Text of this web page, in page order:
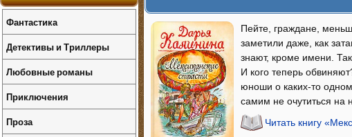
Пейте, граждане,
заметили даже, как
знают, кроме имени.
И кого теперь
юноши о каких-то
самим не очутиться на
Читать книгу
Фантастика
Детективы и Триллеры
Любовные романы
Приключения
Проза